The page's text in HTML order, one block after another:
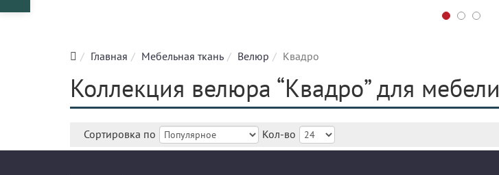
Главная Мебельная ткань Велюр Квадро
Коллекция велюра “Квадро” для мебели
Сортировка по Кол-во